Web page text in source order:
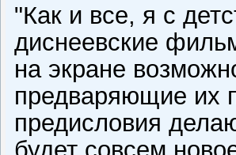
"Как и все, я с
диснеевские
на экране
предваряющие их
предисловия